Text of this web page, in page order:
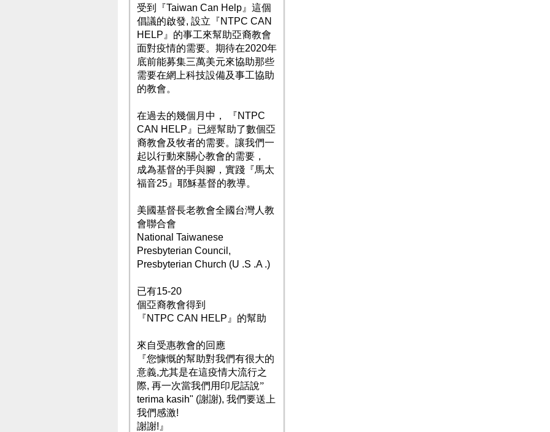
受到『Taiwan Can Help 』這個
倡議的啟發, 設立『NTPC CAN
HELP 』的事工來幫助亞裔教會
面對疫情的需要。期待在2020年
底前能募集三萬美元來協助那些
需要在網上科技設備及事工協助
的教會。
在過去的幾個月中， 『NTPC
CAN HELP 』已經幫助了數個亞
裔教會及牧者的需要。讓我們一
起以行動來關心教會的需要，
成為基督的手與腳，實踐『馬太
福音25 』耶穌基督的教導。
美國基督長老教會全國台灣人教
會聯合會
National Taiwanese
Presbyterian Council,
Presbyterian Church (U .S .A .)
已有15-20
個亞裔教會得到
『NTPC CAN HELP 』的幫助
來自受惠教會的回應
『您慷慨的幫助對我們有很大的
意義,尤其是在這疫情大流行之
際, 再一次當我們用印尼話說”
terima kasih" (謝謝), 我們要送上
我們感激!
謝謝! 』